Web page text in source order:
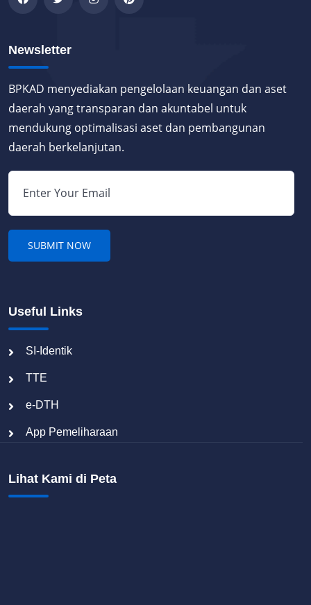
Newsletter
BPKAD menyediakan pengelolaan keuangan dan aset
daerah yang transparan dan akuntabel untuk
mendukung optimalisasi aset dan pembangunan
daerah berkelanjutan.
Useful Links
SI-Identik
TTE
e-DTH
App Pemeliharaan
Lihat Kami di Peta